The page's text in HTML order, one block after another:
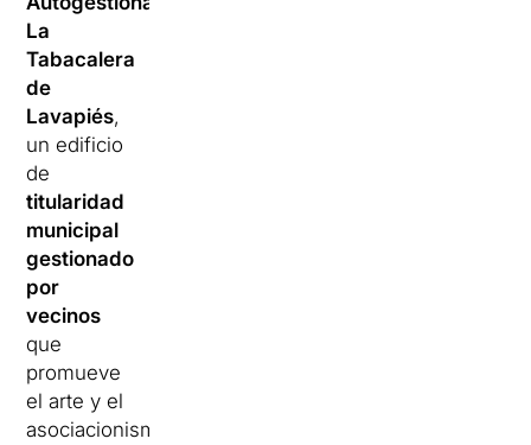
La
Tabacalera
de
Lavapiés,
un edificio
de
titularidad
municipal
gestionado
por
vecinos
que
promueve
el arte y el
asociacionismo